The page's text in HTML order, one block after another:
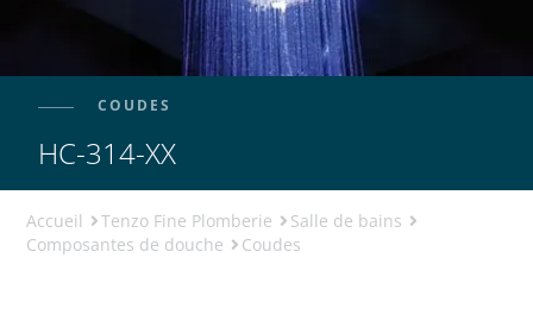
COUDES
HC-314-XX
Accueil Tenzo Fine Plomberie
Salle de bains
Composantes de douche
Coudes